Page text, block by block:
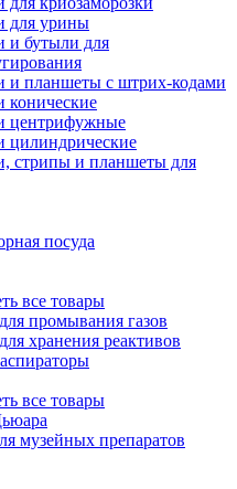
для урины
и бутыли для
и планшеты с штрих-кодами
конические
центрифужные
цилиндрические
стрипы и планшеты для
посуда
все товары
промывания газов
хранения реактивов
все товары
музейных препаратов